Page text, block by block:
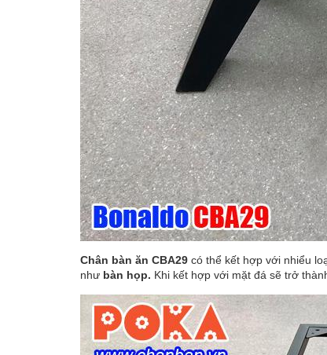
Chân bàn ăn CBA29 có thể kết hợp với nhiểu
như bàn họp. Khi kết hợp với mặt đá sẽ trở